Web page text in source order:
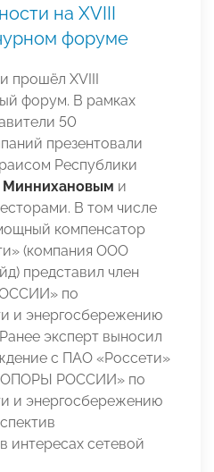
на XVIII
форуме
прошёл XVIII
форум. В рамках
50
презентовали
Республики
Миннихановым и
В том числе
компенсатор
(компания ООО
представил член
по
и энергосбережению
эксперт выносил
с ПАО «Россети»
РОССИИ» по
и энергосбережению
интересах сетевой